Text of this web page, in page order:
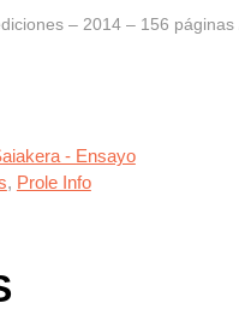
– 2014 – 156 páginas
- Ensayo
, Prole Info